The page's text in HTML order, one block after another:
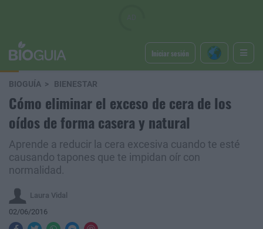
Iniciar sesión
BIOGUÍA BIENESTAR
Cómo eliminar el exceso de cera de los
oídos de forma casera y natural
Aprende a reducir la cera excesiva cuando te esté
causando tapones que te impidan oír con
normalidad.
Laura Vidal
02/06/2016